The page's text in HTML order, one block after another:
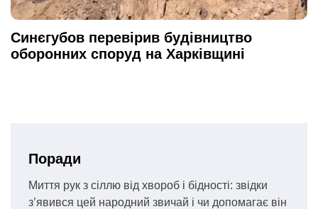
Синєгубов перевірив будівництво
оборонних споруд на Харківщині
Поради
Миття рук з сіллю від хвороб і бідності: звідки
з’явився цей народний звичай і чи допомагає він